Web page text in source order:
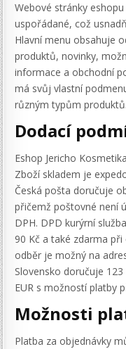
Webové stránky
uspořádané, což
Hlavní menu obsahuje
produktů, novinky,
informace a obchodní
má svůj vlastní
různým typům produktů.
Dodací
Eshop Jericho
Zboží skladem je
Česká pošta doručuje
přičemž poštovné není
DPH. DPD kurýrní
90 Kč a také zdarma
odběr je možný na
Slovensko doručuje
EUR s možností platby
Možnosti
Platba za objednávky